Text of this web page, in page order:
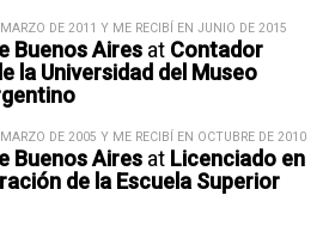
DE 2011 Y ME RECIBÍ EN JUNIO DE 2015
Buenos Aires at Contador
la Universidad del Museo
DE 2005 Y ME RECIBÍ EN OCTUBRE DE 2010
Buenos Aires at Licenciado en
de la Escuela Superior